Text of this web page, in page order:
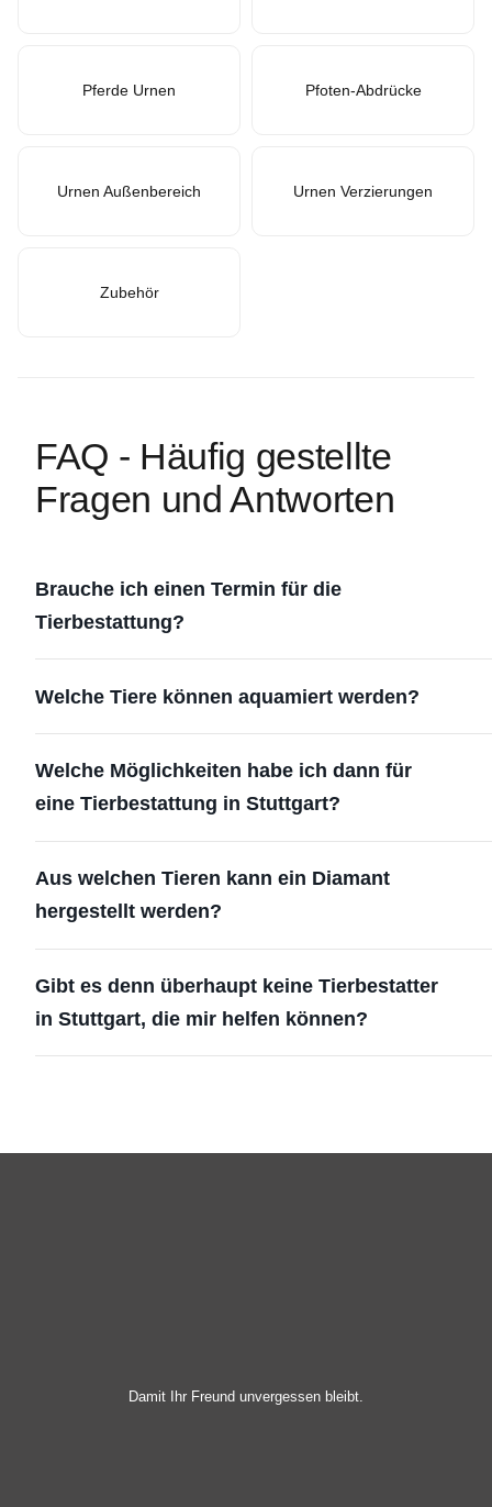
Pferde Urnen Pfoten-Abdrücke
Urnen Außenbereich Urnen Verzierungen
Zubehör
FAQ - Häufig gestellte
Fragen und Antworten
Brauche ich einen Termin für die
Tierbestattung?
Welche Tiere können aquamiert werden?
Welche Möglichkeiten habe ich dann für
eine Tierbestattung in Stuttgart?
Aus welchen Tieren kann ein Diamant
hergestellt werden?
Gibt es denn überhaupt keine Tierbestatter
in Stuttgart, die mir helfen können?
Damit Ihr Freund unvergessen bleibt.